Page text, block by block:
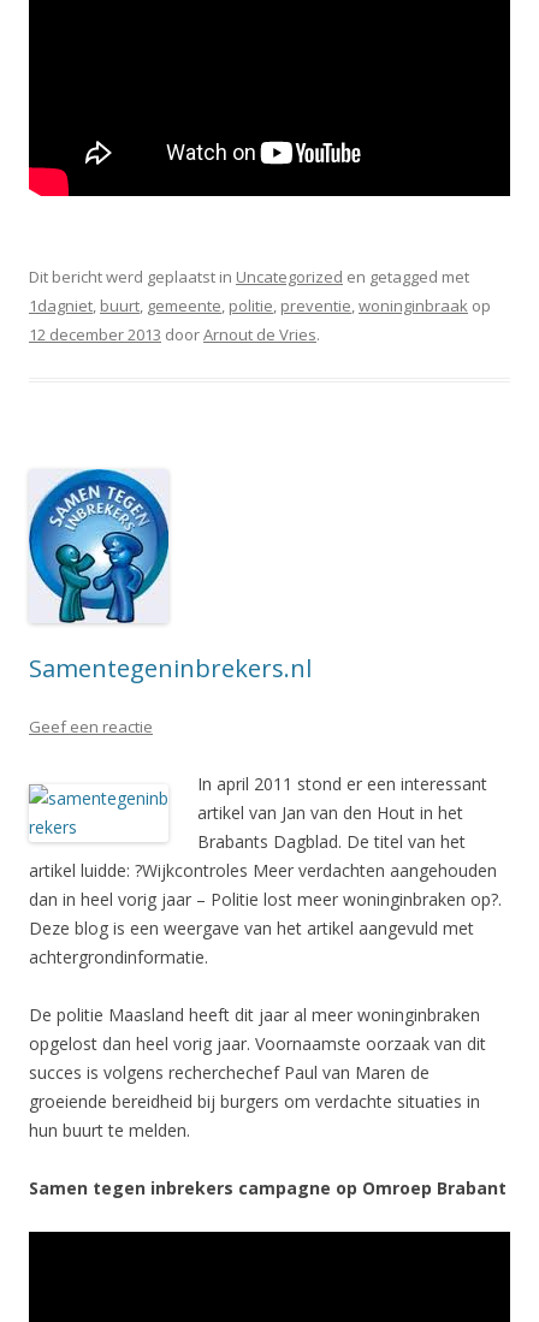
Dit bericht werd geplaatst in Uncategorized en getagged met
1dagniet, buurt, gemeente, politie, preventie,woninginbraak op
12 december 2013 doorArnout de Vries.
Samentegeninbrekers.nl
Geef een reactie
In april 2011 stond er een interessant
artikel van Jan van den Hout in het
Brabants Dagblad. De titel van het
artikel luidde: ?Wijkcontroles Meer verdachten aangehouden
dan in heel vorig jaar – Politie lost meer woninginbraken op?.
Deze blog is een weergave van het artikel aangevuld met
achtergrondinformatie.
De politie Maasland heeft dit jaar al meer woninginbraken
opgelost dan heel vorig jaar. Voornaamste oorzaak van dit
succes is volgens recherchechef Paul van Maren de
groeiende bereidheid bij burgers om verdachte situaties in
hun buurt te melden.
Samen tegen inbrekers campagne op Omroep Brabant